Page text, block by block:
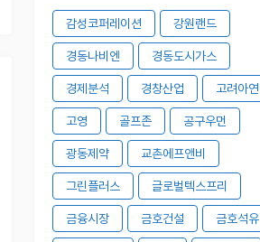
감성코퍼레이션 강원랜드
경동나비엔 경동도시가스
경제분석 경창산업 고려아연
고영 골프존 공구우먼
광동제약 교촌에프앤비
그린플러스 글로벌텍스프리
금융시장 금호건설 금호석유